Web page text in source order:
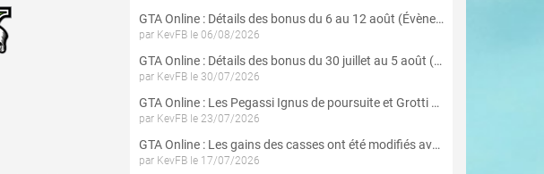
GTA Online : Détails des bonus du 6 au 12 août (Évènement « Braquages de l'été » - Suite et fin)
par KevFB le 06/08/2026
GTA Online : Détails des bonus du 30 juillet au 5 août (Évènement « Braquages d'été »)
par KevFB le 30/07/2026
GTA Online : Les Pegassi Ignus de poursuite et Grotti Veleno GT sont maintenant disponibles
par KevFB le 23/07/2026
GTA Online : Les gains des casses ont été modifiés avec la mise à jour « Le Braquage du Kortz Center »
par KevFB le 17/07/2026